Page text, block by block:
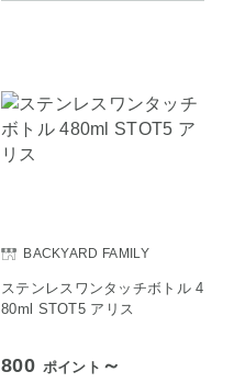
BACKYARD FAMILY
ステンレスワンタッチボトル 4
80ml STOT5 アリス
800 ポイント ～